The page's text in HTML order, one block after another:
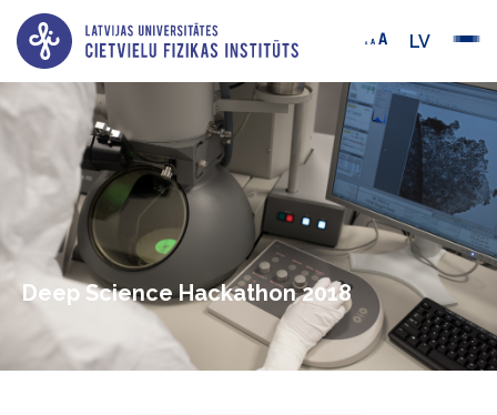
LV
Deep Science Hackathon 2018